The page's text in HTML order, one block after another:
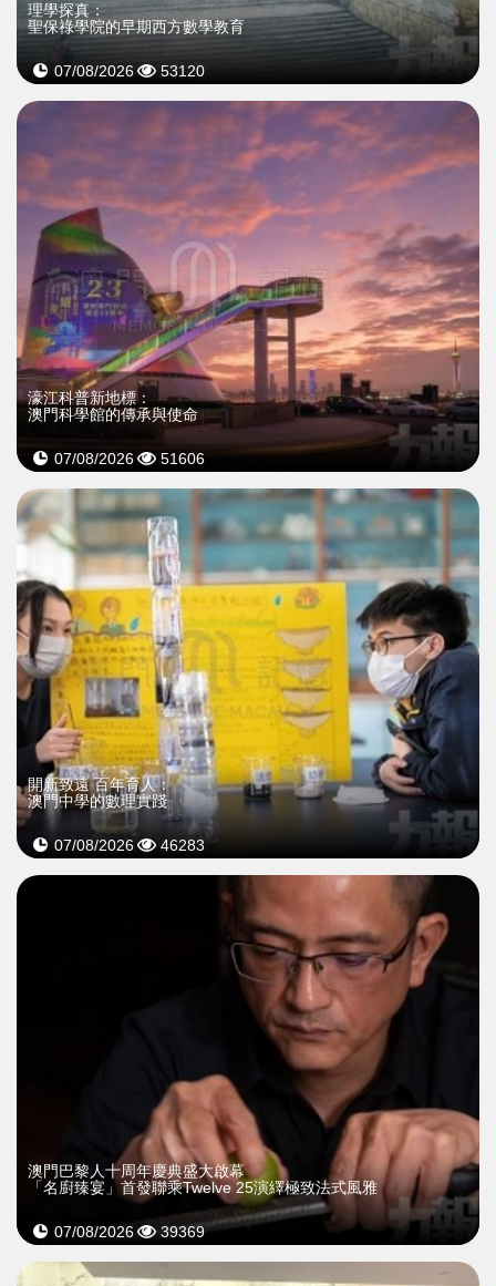
理學探真：
聖保祿學院的早期西方數學教育
07/08/2026 53120
濠江科普新地標：
澳門科學館的傳承與使命
07/08/2026 51606
開新致遠 百年育人：
澳門中學的數理實踐
07/08/2026 46283
澳門巴黎人十周年慶典盛大啟幕
「名廚臻宴」首發聯乘Twelve 25演繹極致法式風雅
07/08/2026 39369